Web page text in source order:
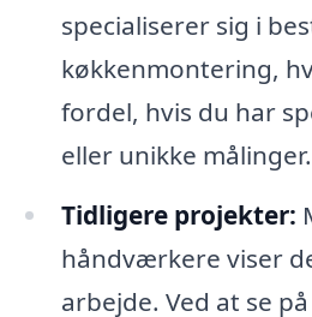
specialiserer sig i
køkkenmontering,
fordel, hvis du har
eller unikke målinger.
Tidligere projekter:
håndværkere viser
arbejde. Ved at se